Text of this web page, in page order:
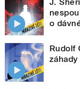
o
Rudolf